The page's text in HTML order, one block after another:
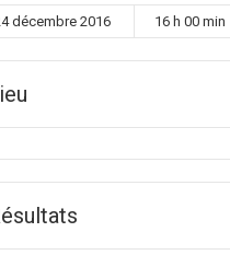
décembre 2016 16 h 00 min